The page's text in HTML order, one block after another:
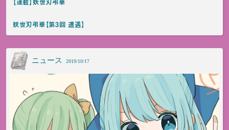
妖世刃弔華【第3回 遭遇】
ニュース 2019/10/17